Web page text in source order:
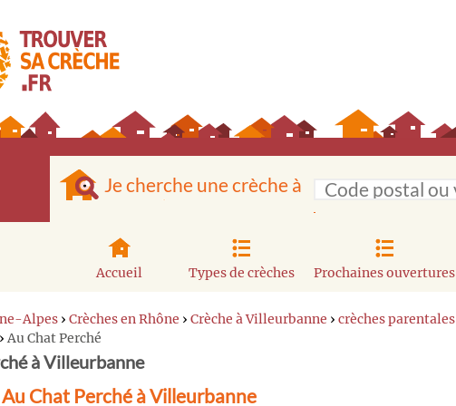
Je cherche une crèche à
Accueil Types de crèches Prochaines ouvertures
Alpes › Crèches en Rhône › Crèche à Villeurbanne › crèches parentales
› Au Chat Perché
à Villeurbanne
Chat Perché à Villeurbanne